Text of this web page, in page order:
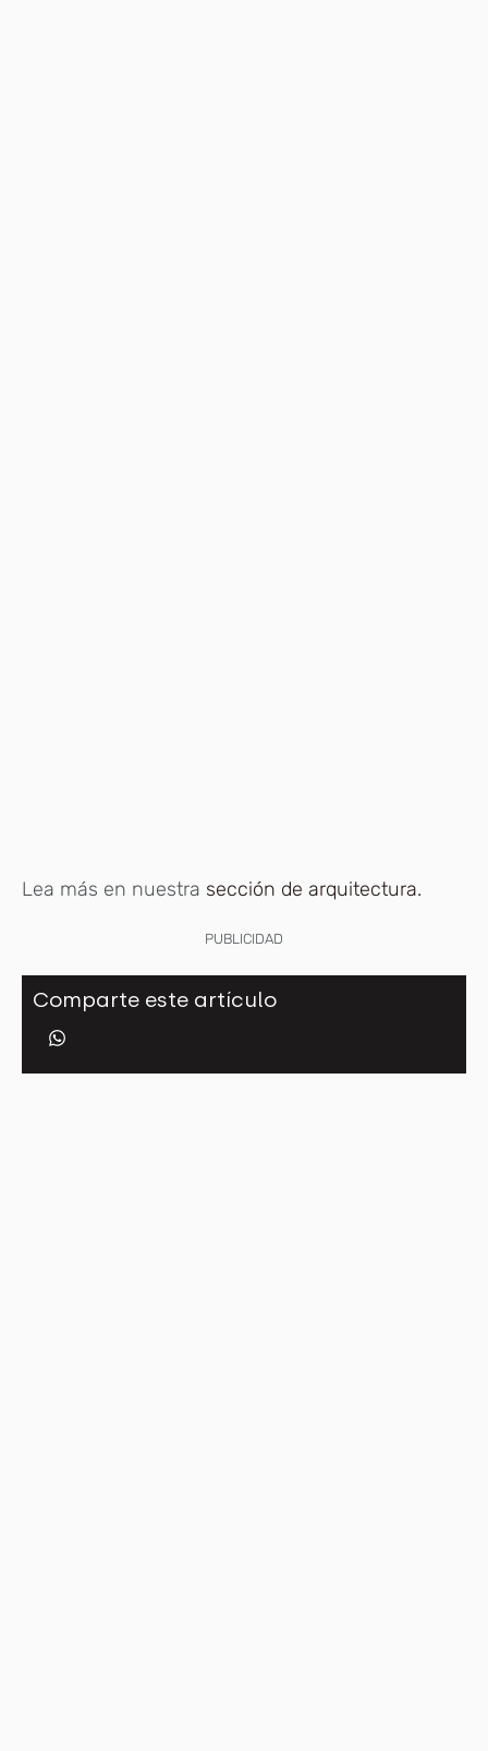
Lea más en nuestra sección de arquitectura.
PUBLICIDAD
Comparte este artículo